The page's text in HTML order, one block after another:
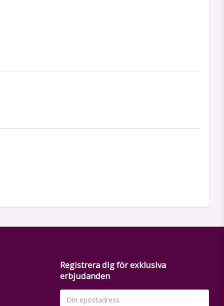
Registrera dig för exklusiva
erbjudanden